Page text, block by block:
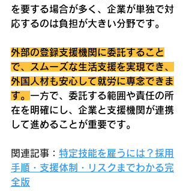
を要する場合が多く、企業が単独で対
応するのは負担が大きい分野です。
外部の登録支援機関に委託すること
で、スムーズな生活支援を実現でき、
外国人材も安心して就労に専念できま
す。 一方で、委託する範囲や責任の所
在を明確にし、企業と支援機関が連携
して進めることが重要です。
関連記事： 特定技能を雇うには？採用
手順・支援体制・リスクまでわかる完
全版